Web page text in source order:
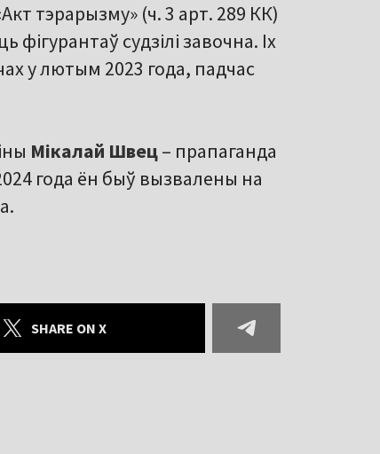
тэрарызму» (ч. 3 арт. 289 КК)
судзілі завочна. Іх
у лютым 2023 года, падчас
Мікалай Швец– прапаганда
года ён быў вызвалены на
SHARE ON X